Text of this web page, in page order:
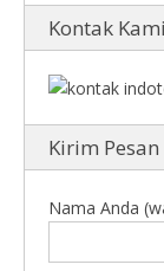
Kontak Kami
Kirim
Nama Anda